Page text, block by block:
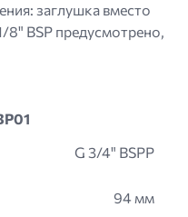
заглушка вместо
8" BSP предусмотрено,
G 3/4" BSPP
94 мм